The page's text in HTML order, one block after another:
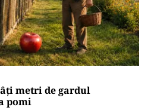
metri de gardul
pomi